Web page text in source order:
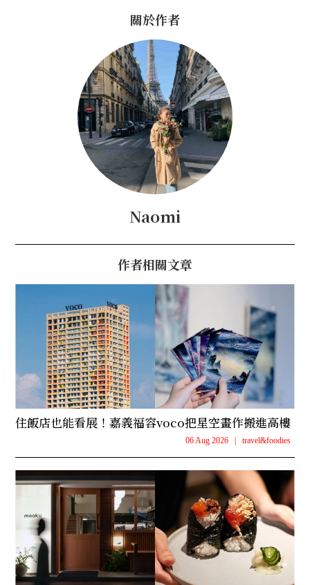
關於作者
Naomi
作者相關文章
住飯店也能看展！嘉義福容voco把星空畫作搬進高樓
06 Aug 2026 | travel&foodies